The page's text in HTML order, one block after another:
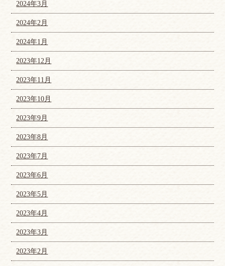
2024年3月
2024年2月
2024年1月
2023年12月
2023年11月
2023年10月
2023年9月
2023年8月
2023年7月
2023年6月
2023年5月
2023年4月
2023年3月
2023年2月